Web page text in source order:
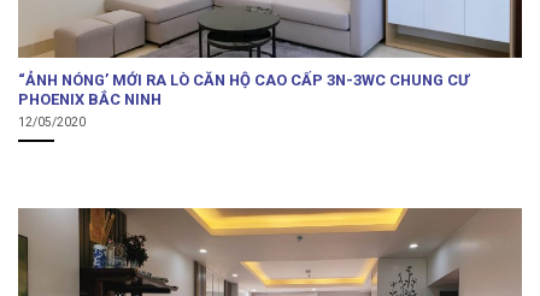
“ẢNH NÓNG’ MỚI RA LÒ CĂN HỘ CAO CẤP 3N-3WC CHUNG CƯ
PHOENIX BẮC NINH
12/05/2020